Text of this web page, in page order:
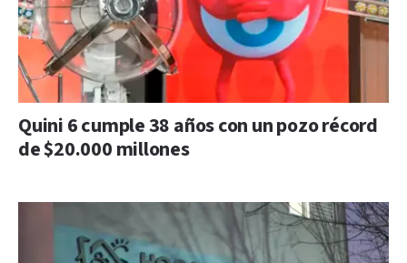
Quini 6 cumple 38 años con un pozo récord
de $20.000 millones